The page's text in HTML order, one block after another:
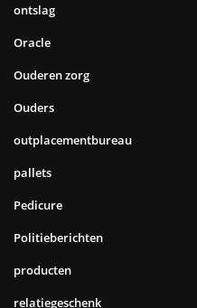
ontslag
Oracle
Ouderen zorg
Ouders
outplacementbureau
pallets
Pedicure
Politieberichten
producten
relatiegeschenk